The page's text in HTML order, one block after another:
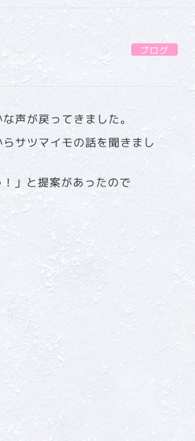
ブログ
声が戻ってきました。
サツマイモの話を聞きまし
」と提案があったので